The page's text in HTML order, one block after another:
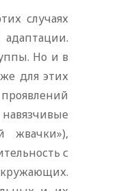
случаях
Но и в
для этих
жвачки»),
с